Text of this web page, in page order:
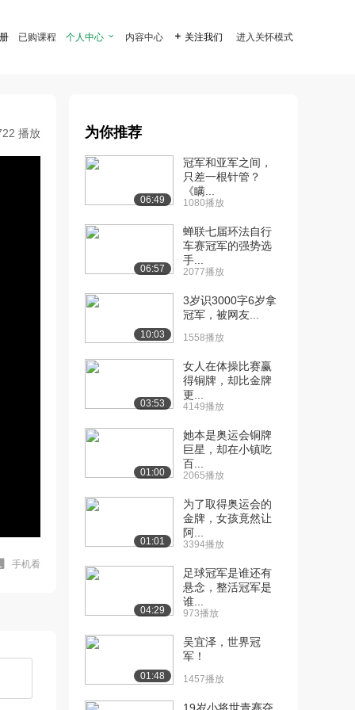
已购课程 个人中心  内容中心  关注我们 进入关怀模式
播放
手机看
为你推荐
06:49
冠军和亚军之间，
只差一根针管？
《瞒...
1080播放
06:57
蝉联七届环法自行
车赛冠军的强势选
手...
2077播放
10:03
3岁识3000字6岁拿
冠军，被网友...
1558播放
03:53
女人在体操比赛赢
得铜牌，却比金牌
更...
4149播放
01:00
她本是奥运会铜牌
巨星，却在小镇吃
百...
2065播放
01:01
为了取得奥运会的
金牌，女孩竟然让
阿...
3394播放
04:29
足球冠军是谁还有
悬念，整活冠军是
谁...
973播放
01:48
吴宜泽，世界冠
军！
1457播放